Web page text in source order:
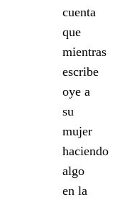
cuenta
que
mientras
escribe
oye a
su
mujer
haciendo
algo
en la